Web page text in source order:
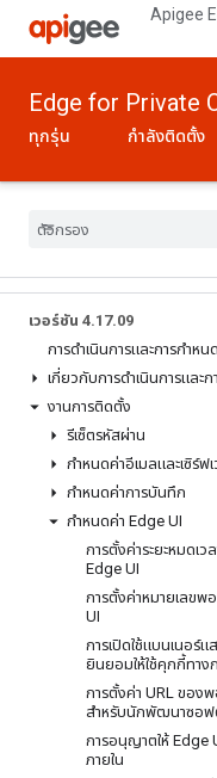
Apigee
Edge for Private
ทุกรุ่น กำลังติดตั้ง
เวอร์ชัน 4.17.09
การดําเนินการและการกําหน
เกี่ยวกับการดําเนินการและ
งานการติดตั้ง
รีเซ็ตรหัสผ่าน
กําหนดค่าอีเมลและเซิร์ฟ
กําหนดค่าการบันทึก
กําหนดค่า Edge UI
การตั้งค่าระยะหมดเว
Edge UI
การตั้งค่าหมายเลขพ
UI
การเปิดใช้แบนเนอร์แ
ยินยอมให้ใช้คุกกี้ทาง
การตั้งค่า URL ของ
สําหรับนักพัฒนาซอฟ
การอนุญาตให้ Edge
ภายใน